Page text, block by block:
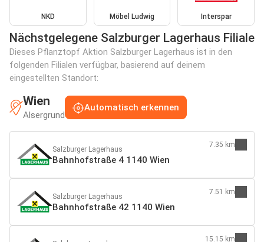
NKD Möbel Ludwig Interspar
Nächstgelegene Salzburger Lagerhaus Filiale
Dieses Pflanztopf Aktion Salzburger Lagerhaus ist in den
folgenden Filialen verfügbar, basierend auf deinem
eingestellten Standort:
Wien
Alsergrund
Automatisch erkennen
Salzburger Lagerhaus
Bahnhofstraße 4 1140 Wien
7.35 km
Salzburger Lagerhaus
Bahnhofstraße 42 1140 Wien
7.51 km
15.15 km